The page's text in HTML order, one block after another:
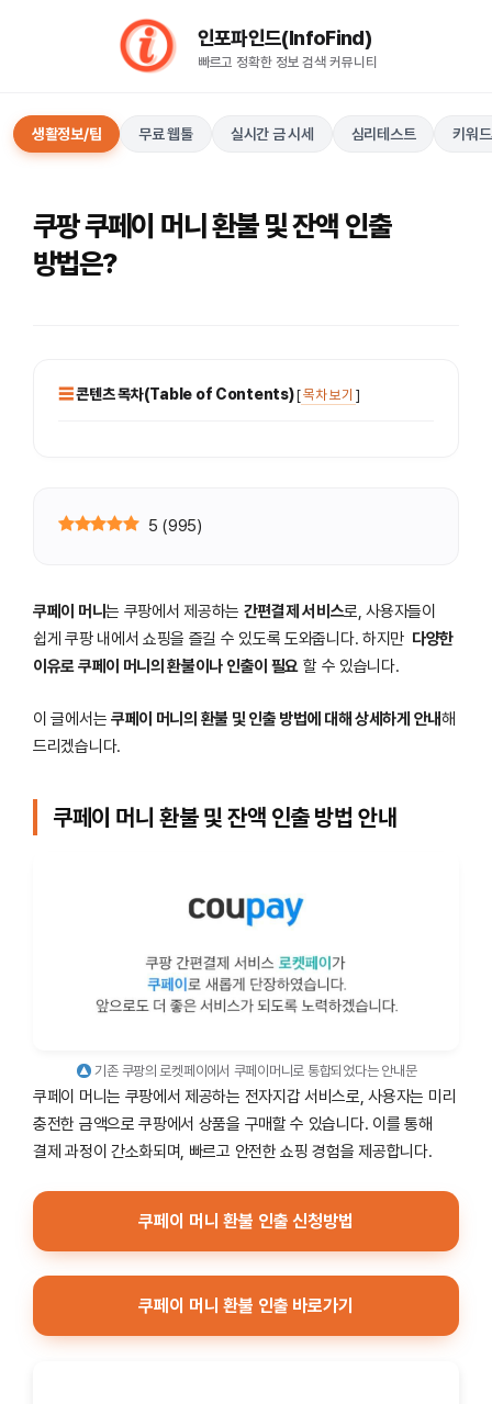
인포파인드(InfoFind)​​​​
빠르고 정확한 정보 검색 커뮤니티
생활정보/팁 무료 웹툴 실시간 금 시세 심리테스트 키워
쿠팡 쿠페이 머니 환불 및 잔액 인출
방법은?
콘텐츠 목차(Table of Contents)[목차 보기 ]
5 (995)
쿠페이 머니는 쿠팡에서 제공하는 간편결제 서비스로, 사용자들이
쉽게 쿠팡 내에서 쇼핑을 즐길 수 있도록 도와줍니다. 하지만 다양한
이유로 쿠페이 머니의 환불이나 인출이 필요 할 수 있습니다.
이 글에서는 쿠페이 머니의 환불 및 인출 방법에 대해 상세하게 안내해
드리겠습니다.
쿠페이 머니 환불 및 잔액 인출 방법 안내
기존 쿠팡의 로켓페이에서 쿠페이머니로 통합되었다는 안내문
쿠페이 머니는 쿠팡에서 제공하는 전자지갑 서비스로, 사용자는 미리
충전한 금액으로 쿠팡에서 상품을 구매할 수 있습니다. 이를 통해
결제 과정이 간소화되며, 빠르고 안전한 쇼핑 경험을 제공합니다.
쿠페이 머니 환불 인출 신청방법
쿠페이 머니 환불 인출 바로가기